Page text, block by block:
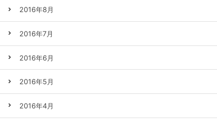
2016年8月
2016年7月
2016年6月
2016年5月
2016年4月